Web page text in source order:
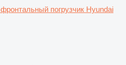
фронтальный погрузчик Hyundai